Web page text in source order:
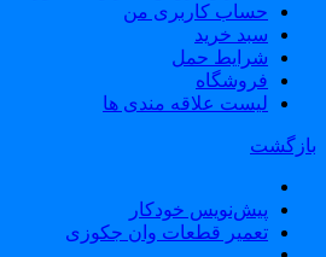
حساب کاربری من
سبد خرید
شرایط حمل
فروشگاه
لیست علاقه مندی ها
بازگشت
پیش‌نویس خودکار
تعمیر قطعات وان جکوزی